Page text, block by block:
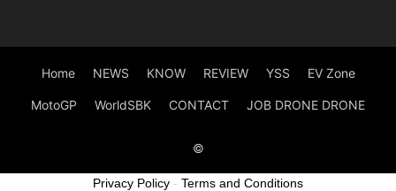
Home NEWS KNOW REVIEW YSS EV Zone
MotoGP WorldSBK CONTACT JOB DRONE DRONE
©
Privacy Policy - Terms and Conditions